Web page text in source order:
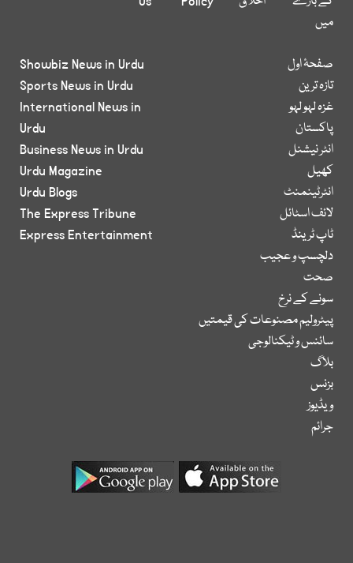
میں
صفحۂ اول
تازہ ترین
غزہ لہو لہو
پاکستان
انٹر نیشنل
کھیل
انٹرٹینمنٹ
لائف اسٹائل
ٹاپ ٹرینڈ
دلچسپ و عجیب
صحت
سونے کے نرخ
پیٹرولیم مصنوعات کی قیمتیں
سائنس و ٹیکنالوجی
بلاگ
بزنس
ویڈیوز
جرائم
Showbiz News in Urdu
Sports News in Urdu
International News in
Urdu
Business News in Urdu
Urdu Magazine
Urdu Blogs
The Express Tribune
Express Entertainment